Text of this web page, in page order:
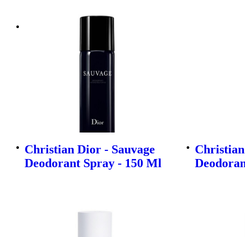
Christian Dior - Sauvage
Deodorant Spray - 150 Ml